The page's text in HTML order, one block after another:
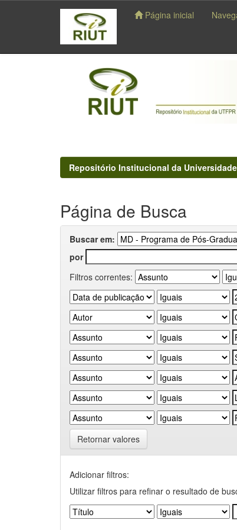
navigation
Página inicial
Repositório Institucional da
Página de Busca
Buscar em:
por
Filtros correntes:
Retornar valores
Adicionar filtros:
Utilizar filtros para refinar o resultado de